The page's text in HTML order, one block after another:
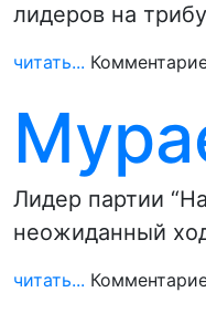
лидеров на
читать...
Лидер партии
неожиданный
читать...